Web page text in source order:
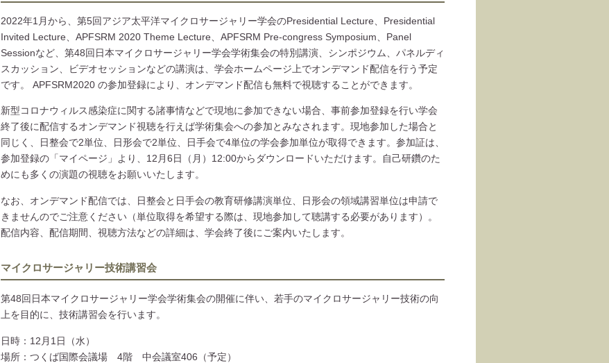
2022年1月から、第5回アジア太平洋マイクロサージャリー学会のPresidential Lecture、Presidential
Invited Lecture、APFSRM 2020 Theme Lecture、APFSRM Pre-congress Symposium、Panel
Sessionなど、第48回日本マイクロサージャリー学会学術集会の特別講演、シンポジウム、パネルディ
スカッション、ビデオセッションなどの講演は、学会ホームページ上でオンデマンド配信を行う予定
です。 APFSRM2020 の参加登録により、オンデマンド配信も無料で視聴することができます。
新型コロナウィルス感染症に関する諸事情などで現地に参加できない場合、事前参加登録を行い学会
終了後に配信するオンデマンド視聴を行えば学術集会への参加とみなされます。現地参加した場合と
同じく、日整会で2単位、日形会で2単位、日手会で4単位の学会参加単位が取得できます。参加証は、
参加登録の「マイページ」より、12月6日（月）12:00からダウンロードいただけます。自己研鑽のた
めにも多くの演題の視聴をお願いいたします。
なお、オンデマンド配信では、日整会と日手会の教育研修講演単位、日形会の領域講習単位は申請で
きませんのでご注意ください（単位取得を希望する際は、現地参加して聴講する必要があります）。
配信内容、配信期間、視聴方法などの詳細は、学会終了後にご案内いたします。
マイクロサージャリー技術講習会
第48回日本マイクロサージャリー学会学術集会の開催に伴い、若手のマイクロサージャリー技術の向
上を目的に、技術講習会を行います。
日時：12月1日（水）
場所：つくば国際会議場 4階 中会議室406（予定）